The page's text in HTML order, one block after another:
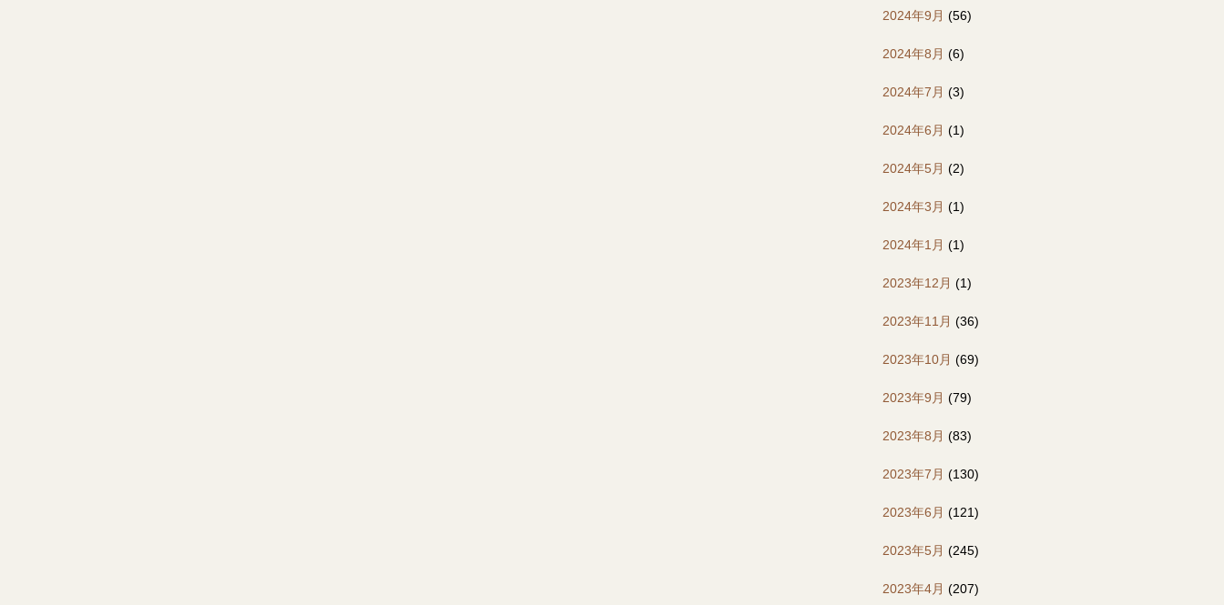
2024年9月 (56)
2024年8月 (6)
2024年7月 (3)
2024年6月 (1)
2024年5月 (2)
2024年3月 (1)
2024年1月 (1)
2023年12月 (1)
2023年11月 (36)
2023年10月 (69)
2023年9月 (79)
2023年8月 (83)
2023年7月 (130)
2023年6月 (121)
2023年5月 (245)
2023年4月 (207)